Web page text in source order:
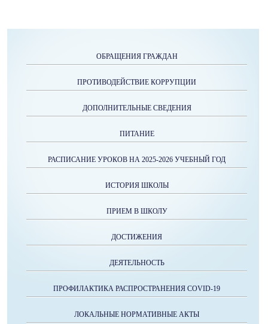
ОБРАЩЕНИЯ ГРАЖДАН
ПРОТИВОДЕЙСТВИЕ КОРРУПЦИИ
ДОПОЛНИТЕЛЬНЫЕ СВЕДЕНИЯ
ПИТАНИЕ
РАСПИСАНИЕ УРОКОВ НА 2025-2026 УЧЕБНЫЙ ГОД
ИСТОРИЯ ШКОЛЫ
ПРИЕМ В ШКОЛУ
ДОСТИЖЕНИЯ
ДЕЯТЕЛЬНОСТЬ
ПРОФИЛАКТИКА РАСПРОСТРАНЕНИЯ COVID-19
ЛОКАЛЬНЫЕ НОРМАТИВНЫЕ АКТЫ